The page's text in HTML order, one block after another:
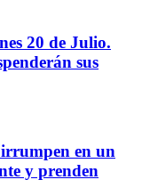
20 de Julio.
sus
en un
y prenden